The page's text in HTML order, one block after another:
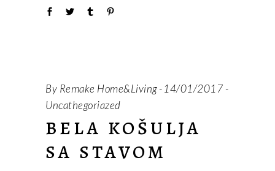
By Remake Home&Living 14/01/2017
Uncathegoriazed
BELA KOŠULJA
SA STAVOM